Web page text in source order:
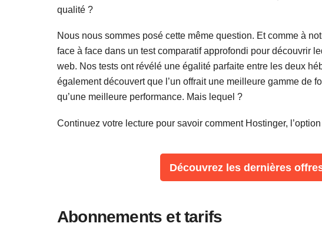
qualité ?
Nous nous sommes posé cette même question. Et comme à
face à face dans un test comparatif approfondi pour découvrir
web. Nos tests ont révélé une égalité parfaite entre les deux
également découvert que l’un offrait une meilleure gamme de
qu’une meilleure performance. Mais lequel ?
Continuez votre lecture pour savoir comment Hostinger,
Découvrez les dernières
Abonnements et tarifs